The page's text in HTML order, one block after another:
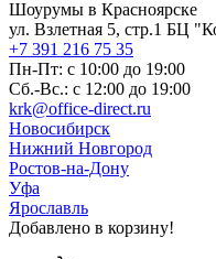
Шоурумы в Красноярске
ул. Взлетная 5, стр.1 БЦ
+7 391 216 75 35
Пн-Пт: с 10:00 до 19:00
Сб.-Вс.: с 12:00 до 19:00
krk@office-direct.ru
Новосибирск
Нижний Новгород
Ростов-на-Дону
Уфа
Ярославль
Добавлено в корзину!